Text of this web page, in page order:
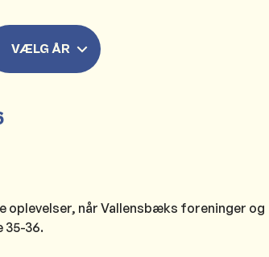
VÆLG ÅR
oplevelser, når Vallensbæks foreninger og
35-36.